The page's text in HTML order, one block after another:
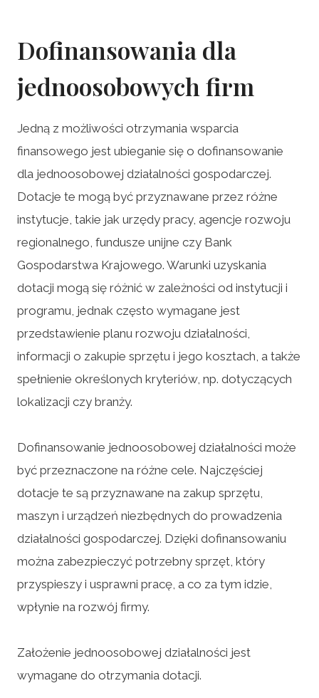
Dofinansowania dla
jednoosobowych firm
Jedną z możliwości otrzymania wsparcia
finansowego jest ubieganie się o dofinansowanie
dla jednoosobowej działalności gospodarczej.
Dotacje te mogą być przyznawane przez różne
instytucje, takie jak urzędy pracy, agencje rozwoju
regionalnego, fundusze unijne czy Bank
Gospodarstwa Krajowego. Warunki uzyskania
dotacji mogą się różnić w zależności od instytucji i
programu, jednak często wymagane jest
przedstawienie planu rozwoju działalności,
informacji o zakupie sprzętu i jego kosztach, a także
spełnienie określonych kryteriów, np. dotyczących
lokalizacji czy branży.
Dofinansowanie jednoosobowej działalności może
być przeznaczone na różne cele. Najczęściej
dotacje te są przyznawane na zakup sprzętu,
maszyn i urządzeń niezbędnych do prowadzenia
działalności gospodarczej. Dzięki dofinansowaniu
można zabezpieczyć potrzebny sprzęt, który
przyspieszy i usprawni pracę, a co za tym idzie,
wpłynie na rozwój firmy.
Założenie jednoosobowej działalności jest
wymagane do otrzymania dotacji.